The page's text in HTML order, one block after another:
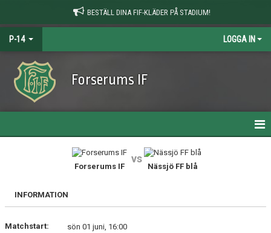
BESTÄLL DINA FIF-KLÄDER PÅ STADIUM!
P-14 LOGGA IN
Forserums IF
KALENDER
MATCHER
Forserums IF
vs
Nässjö FF blå
INFORMATION
Matchstart:
sön 01 juni, 16:00